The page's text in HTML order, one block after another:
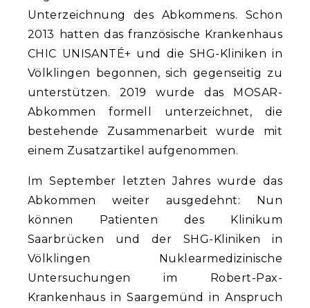
Unterzeichnung des Abkommens. Schon
2013 hatten das französische Krankenhaus
CHIC UNISANTÉ+ und die SHG-Kliniken in
Völklingen begonnen, sich gegenseitig zu
unterstützen. 2019 wurde das MOSAR-
Abkommen formell unterzeichnet, die
bestehende Zusammenarbeit wurde mit
einem Zusatzartikel aufgenommen.
Im September letzten Jahres wurde das
Abkommen weiter ausgedehnt: Nun
können Patienten des Klinikum
Saarbrücken und der SHG-Kliniken in
Völklingen Nuklearmedizinische
Untersuchungen im Robert-Pax-
Krankenhaus in Saargemünd in Anspruch